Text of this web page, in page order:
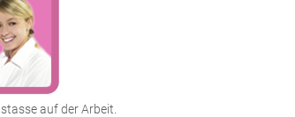
auf der Arbeit.